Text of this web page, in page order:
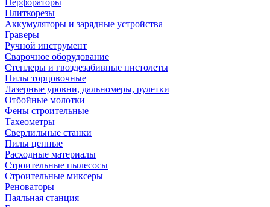
Перфораторы
Плиткорезы
Аккумуляторы и зарядные устройства
Граверы
Ручной инструмент
Сварочное оборудование
Степлеры и гвоздезабивные пистолеты
Пилы торцовочные
Лазерные уровни, дальномеры, рулетки
Отбойные молотки
Фены строительные
Тахеометры
Сверлильные станки
Пилы цепные
Расходные материалы
Строительные пылесосы
Строительные миксеры
Реноваторы
Паяльная станция